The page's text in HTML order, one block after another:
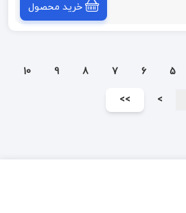
خرید محصول
5
6
7
8
9
10
>
>>